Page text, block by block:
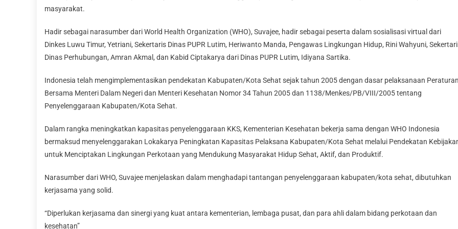
masyarakat.
Hadir sebagai narasumber dari World Health Organization (WHO), Suvajee, hadir sebagai peserta dalam sosialisasi virtual dari
Dinkes Luwu Timur, Yetriani, Sekertaris Dinas PUPR Lutim, Heriwanto Manda, Pengawas Lingkungan Hidup, Rini Wahyuni,
Dinas Perhubungan, Amran Akmal, dan Kabid Ciptakarya dari Dinas PUPR Lutim, Idiyana Sartika.
Indonesia telah mengimplementasikan pendekatan Kabupaten/Kota Sehat sejak tahun 2005 dengan dasar pelaksanaan Peraturan
Bersama Menteri Dalam Negeri dan Menteri Kesehatan Nomor 34 Tahun 2005 dan 1138/Menkes/PB/VIII/2005 tentang
Penyelenggaraan Kabupaten/Kota Sehat.
Dalam rangka meningkatkan kapasitas penyelenggaraan KKS, Kementerian Kesehatan bekerja sama dengan WHO Indonesia
bermaksud menyelenggarakan Lokakarya Peningkatan Kapasitas Pelaksana Kabupaten/Kota Sehat melalui Pendekatan
untuk Menciptakan Lingkungan Perkotaan yang Mendukung Masyarakat Hidup Sehat, Aktif, dan Produktif.
Narasumber dari WHO, Suvajee menjelaskan dalam menghadapi tantangan penyelenggaraan kabupaten/kota sehat, dibutuhkan
kerjasama yang solid.
“Diperlukan kerjasama dan sinergi yang kuat antara kementerian, lembaga pusat, dan para ahli dalam bidang perkotaan dan
kesehatan”